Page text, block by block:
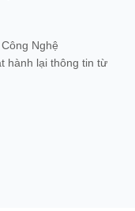
Nghệ
hành lại thông tin từ